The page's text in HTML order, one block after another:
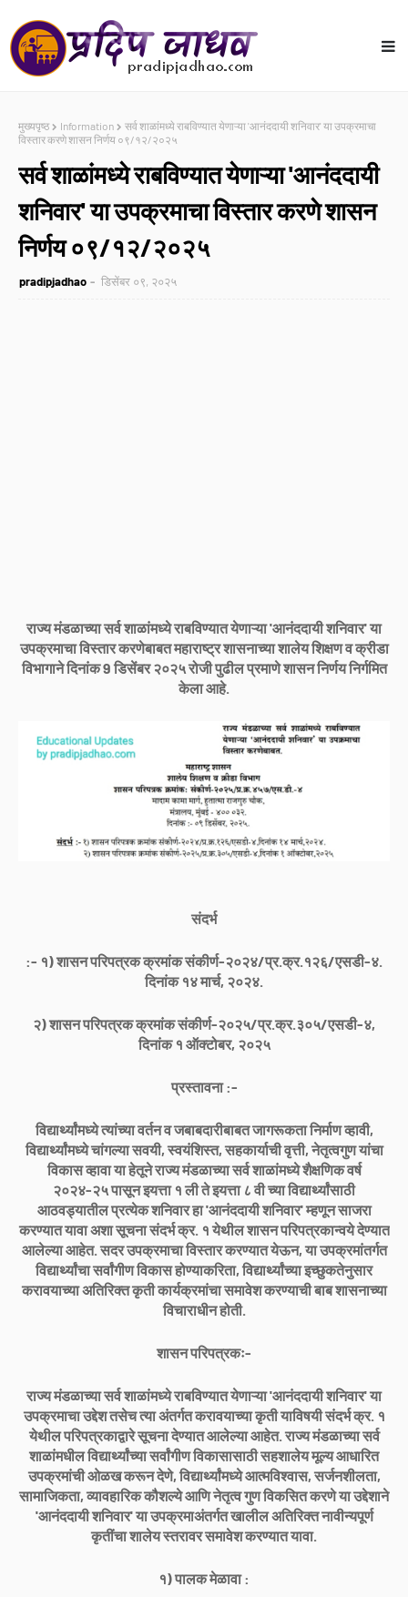
मुख्यपृष्ठ Information
सर्व शाळांमध्ये राबविण्यात येणाऱ्या 'आनंददायी शनिवार' या उपक्रमाचा
विस्तार करणे शासन निर्णय ०९/१२/२०२५
सर्व शाळांमध्ये राबविण्यात येणाऱ्या 'आनंददायी
शनिवार' या उपक्रमाचा विस्तार करणे शासन
निर्णय ०९/१२/२०२५
pradipjadhao डिसेंबर ०९, २०२५
राज्य मंडळाच्या सर्व शाळांमध्ये राबविण्यात येणाऱ्या 'आनंददायी शनिवार' या
उपक्रमाचा विस्तार करणेबाबत महाराष्ट्र शासनाच्या शालेय शिक्षण व क्रीडा
विभागाने दिनांक 9 डिसेंबर २०२५ रोजी पुढील प्रमाणे शासन निर्णय निर्गमित
केला आहे.
संदर्भ
:- १) शासन परिपत्रक क्रमांक संकीर्ण-२०२४/प्र.क्र.१२६/एसडी-४.
दिनांक १४ मार्च, २०२४.
२) शासन परिपत्रक क्रमांक संकीर्ण-२०२५/प्र.क्र.३०५/एसडी-४,
दिनांक १ ऑक्टोबर, २०२५
प्रस्तावना :-
विद्यार्थ्यांमध्ये त्यांच्या वर्तन व जबाबदारीबाबत जागरूकता निर्माण व्हावी,
विद्यार्थ्यांमध्ये चांगल्या सवयी, स्वयंशिस्त, सहकार्याची वृत्ती, नेतृत्वगुण यांचा
विकास व्हावा या हेतूने राज्य मंडळाच्या सर्व शाळांमध्ये शैक्षणिक वर्ष
२०२४-२५ पासून इयत्ता १ ली ते इयत्ता ८ वी च्या विद्यार्थ्यांसाठी
आठवड्यातील प्रत्येक शनिवार हा 'आनंददायी शनिवार' म्हणून साजरा
करण्यात यावा अशा सूचना संदर्भ क्र. १ येथील शासन परिपत्रकान्वये देण्यात
आलेल्या आहेत. सदर उपक्रमाचा विस्तार करण्यात येऊन, या उपक्रमांतर्गत
विद्यार्थ्यांचा सर्वांगीण विकास होण्याकरिता, विद्यार्थ्यांच्या इच्छुकतेनुसार
करावयाच्या अतिरिक्त कृती कार्यक्रमांचा समावेश करण्याची बाब शासनाच्या
विचाराधीन होती.
शासन परिपत्रकः-
राज्य मंडळाच्या सर्व शाळांमध्ये राबविण्यात येणाऱ्या 'आनंददायी शनिवार' या
उपक्रमाचा उद्देश तसेच त्या अंतर्गत करावयाच्या कृती याविषयी संदर्भ क्र. १
येथील परिपत्रकाद्वारे सूचना देण्यात आलेल्या आहेत. राज्य मंडळाच्या सर्व
शाळांमधील विद्यार्थ्यांच्या सर्वांगीण विकासासाठी सहशालेय मूल्य आधारित
उपक्रमांची ओळख करून देणे, विद्यार्थ्यांमध्ये आत्मविश्वास, सर्जनशीलता,
सामाजिकता, व्यावहारिक कौशल्ये आणि नेतृत्व गुण विकसित करणे या उद्देशाने
'आनंददायी शनिवार' या उपक्रमाअंतर्गत खालील अतिरिक्त नावीन्यपूर्ण
कृतींचा शालेय स्तरावर समावेश करण्यात यावा.
१) पालक मेळावा :